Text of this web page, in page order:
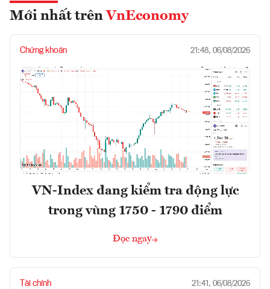
Mới nhất trên VnEconomy
Chứng khoán 21:48, 06/08/2026
VN-Index đang kiểm tra động lực
trong vùng 1750 - 1790 điểm
Đọc ngay
Tài chính 21:41, 06/08/2026